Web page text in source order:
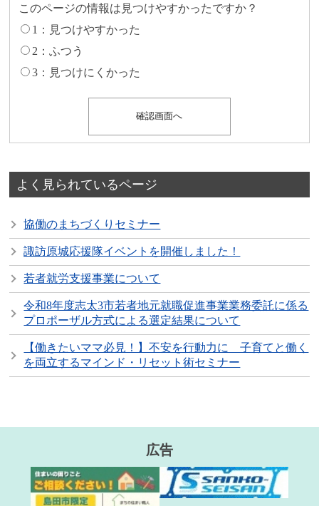
このページの情報は見つけやすかったですか？
1：見つけやすかった
2：ふつう
3：見つけにくかった
よく見られているページ
協働のまちづくりセミナー
諏訪原城応援隊イベントを開催しました！
若者就労支援事業について
令和8年度志太3市若者地元就職促進事業業務委託に係る
プロポーザル方式による選定結果について
【働きたいママ必見！】不安を行動力に 子育てと働く
を両立するマインド・リセット術セミナー
広告